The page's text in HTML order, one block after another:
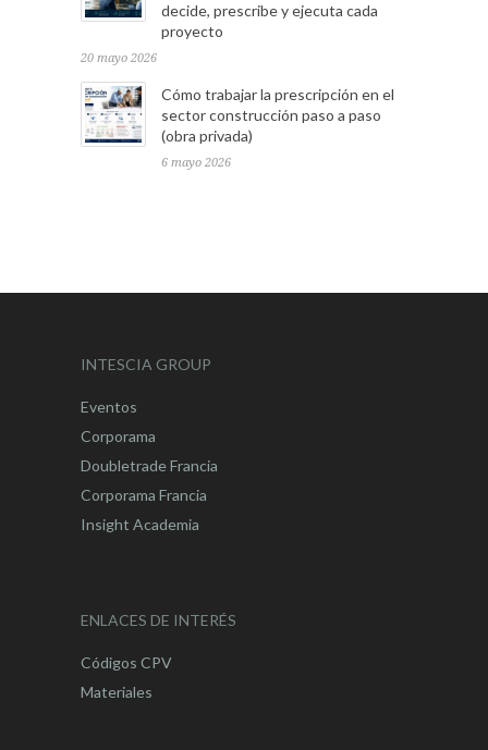
decide, prescribe y ejecuta cada
proyecto
20 mayo 2026
Cómo trabajar la prescripción en el
sector construcción paso a paso
(obra privada)
6 mayo 2026
INTESCIA GROUP
Eventos
Corporama
Doubletrade Francia
Corporama Francia
Insight Academia
ENLACES DE INTERÉS
Códigos CPV
Materiales